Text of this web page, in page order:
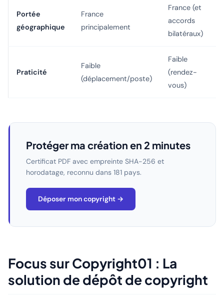
Portée
géographique
France
principalement
France (et
accords
bilatéraux)
Praticité
Faible
(déplacement/poste)
Faible
(rendez-
vous)
Protéger ma création en 2 minutes
Certificat PDF avec empreinte SHA-256 et
horodatage, reconnu dans 181 pays.
Déposer mon copyright →
Focus sur Copyright01 : La
solution de dépôt de copyright